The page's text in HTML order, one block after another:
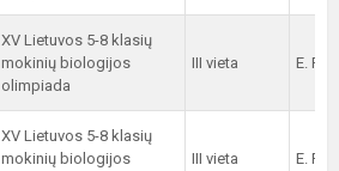
XV Lietuvos 5-8 klasių
mokinių biologijos
olimpiada
III vieta E.
XV Lietuvos 5-8 klasių
mokinių biologijos
III vieta E.